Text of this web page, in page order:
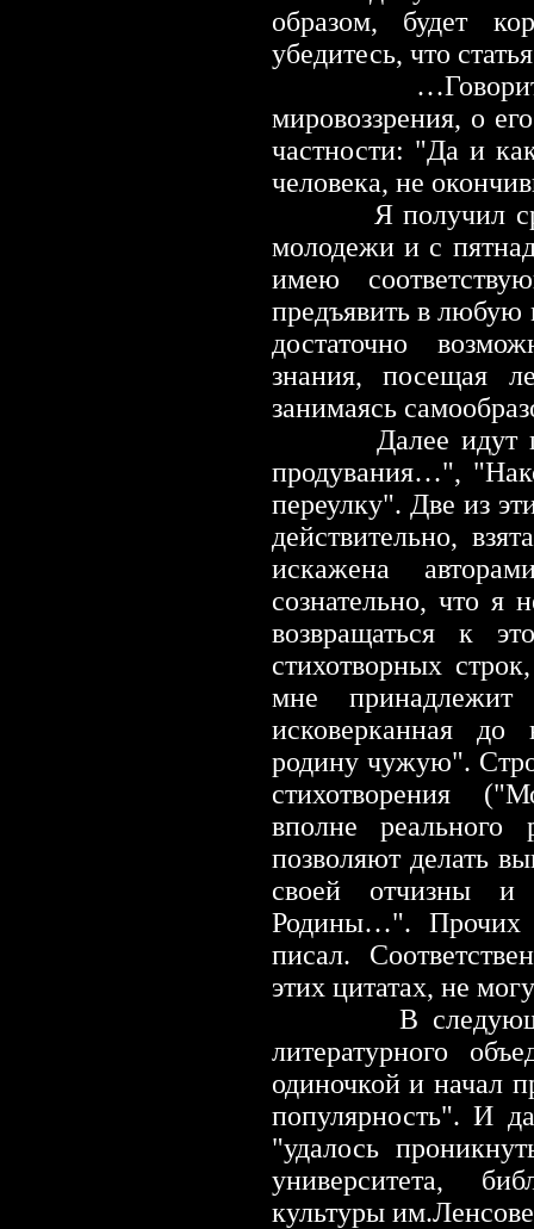
образом, будет
убедитесь, что
…Говорится
мировоззрения, о
частности: "Да и
человека, не
Я получил
молодежи и с
имею
предъявить в любую
достаточно
знания, посещая
занимаясь
Далее идут
продувания…",
переулку". Две из
действительно,
искажена
сознательно, что я
возвращаться к
стихотворных
мне
исковерканная
родину чужую".
стихотворения
вполне реального
позволяют делать
своей отчизны
Родины…". Прочих
писал.
этих цитатах, не
В следующем
литературного
одиночкой и начал
популярность". И
"удалось
университета,
культуры